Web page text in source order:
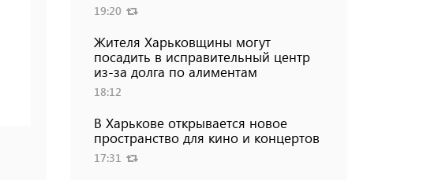
19:20
Жителя Харьковщины могут
посадить в исправительный центр
из-за долга по алиментам
18:12
В Харькове открывается новое
пространство для кино и концертов
17:31